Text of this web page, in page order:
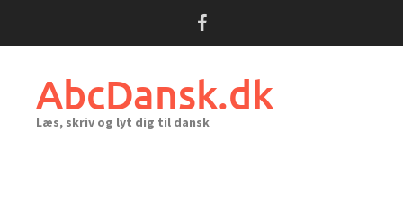
AbcDansk.dk
Læs, skriv og lyt dig til dansk